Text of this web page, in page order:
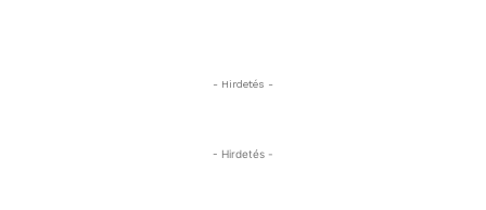
- Hirdetés -
- Hirdetés -